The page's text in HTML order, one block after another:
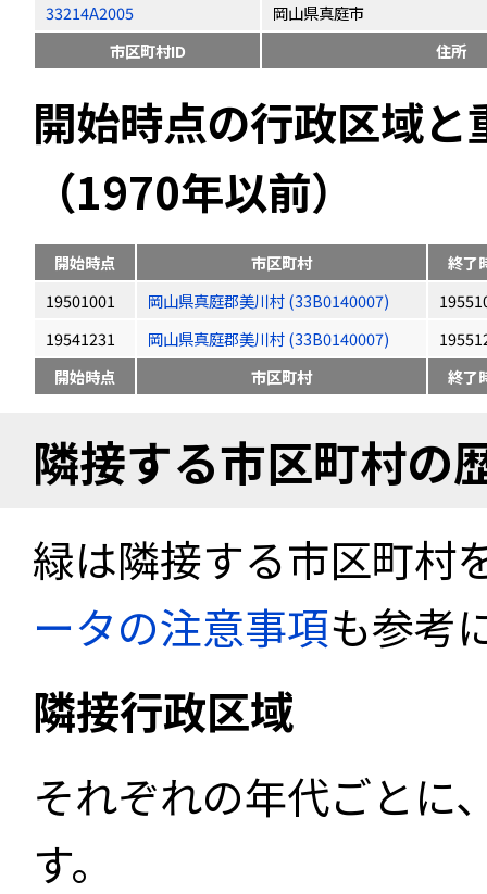
33214A2005
岡山県真庭市
市区町村ID
住所
開始時点の行政区域
（1970年以前）
開始時点 市区町村
終了
19501001
岡山県真庭郡美川村 (33B0140007)
19541231
岡山県真庭郡美川村 (33B0140007)
開始時点
市区町村 終了
隣接する市区町村の
緑は隣接する市区町村
ータの注意事項も参考
隣接行政区域
それぞれの年代ごとに
す。